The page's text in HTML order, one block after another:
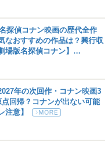
探偵コナン映画の歴代全作
なおすすめの作品は？興行収
場版名探偵コナン】
年の次回作・コナン映画3
回帰？コナンが出ない可能
意】